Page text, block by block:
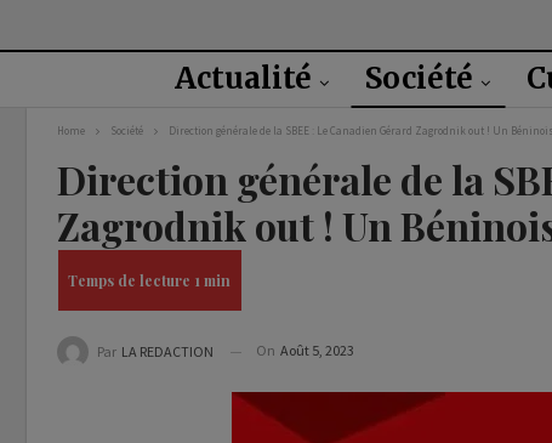
Actualité Société
Home Société Direction générale de la SBEE : Le Canadien Gérard Zagrodnik out ! Un
Direction générale de la
Zagrodnik out ! Un
Par LA REDACTION On Août 5, 2023